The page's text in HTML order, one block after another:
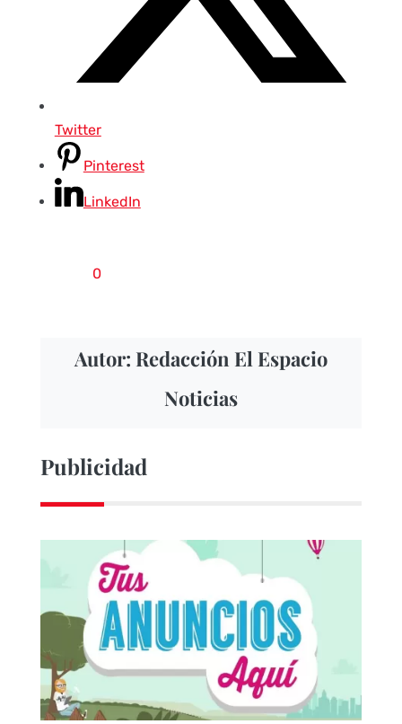
Twitter
Pinterest
LinkedIn
0
Autor: Redacción El Espacio
Noticias
Publicidad